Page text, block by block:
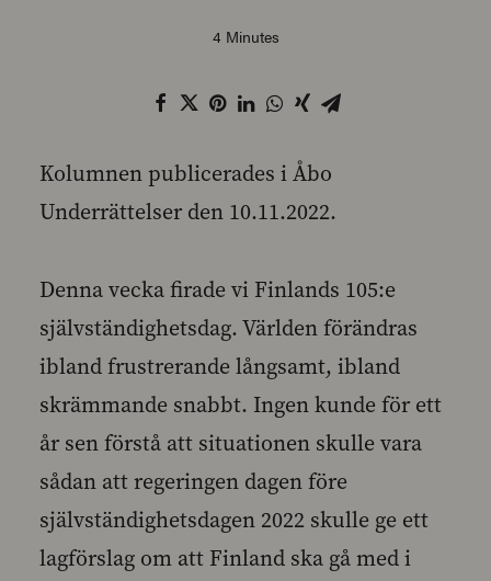
4 Minutes
Kolumnen publicerades i Åbo
Underrättelser den 10.11.2022.
Denna vecka firade vi Finlands 105:e
självständighetsdag. Världen förändras
ibland frustrerande långsamt, ibland
skrämmande snabbt. Ingen kunde för ett
år sen förstå att situationen skulle vara
sådan att regeringen dagen före
självständighetsdagen 2022 skulle ge ett
lagförslag om att Finland ska gå med i